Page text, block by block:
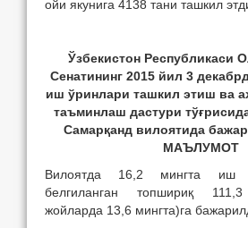
ойи якунига 4138 тани ташкил
Ўзбекистон Республикаси
Сенатининг 2015 йил 3
иш ўринлари ташкил этиш ва
таъминлаш дастури
Самарқанд вилоятида
МАЪЛУМОТ
Вилоятда 16,2 мингта иш
белгиланган топшириқ
жойларда 13,6 мингта)га